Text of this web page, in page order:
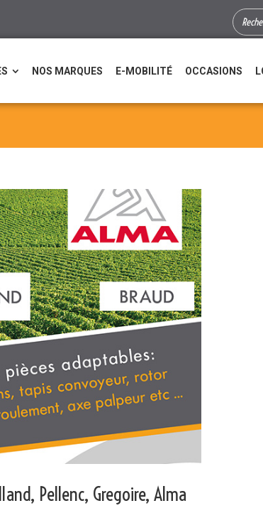
SEARCH
FOR:
NOS MARQUES E-MOBILITÉ OCCASIONS
Pellenc, Gregoire, Alma